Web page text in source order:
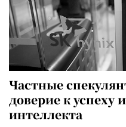
Частные
доверие к успеху
интеллекта